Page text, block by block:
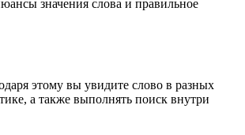
значения слова и правильное
этому вы увидите слово в разных
а также выполнять поиск внутри